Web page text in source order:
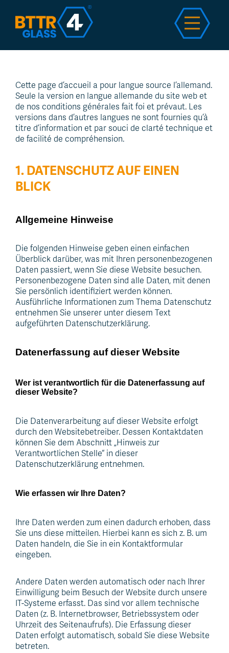
Cette page d’accueil a pour langue source l’allemand.
Seule la version en langue allemande du site web et
de nos conditions générales fait foi et prévaut. Les
versions dans d’autres langues ne sont fournies qu’à
titre d’information et par souci de clarté technique et
de facilité de compréhension.
1. DATENSCHUTZ AUF EINEN
BLICK
Allgemeine Hinweise
Die folgenden Hinweise geben einen einfachen
Überblick darüber, was mit Ihren personenbezogenen
Daten passiert, wenn Sie diese Website besuchen.
Personenbezogene Daten sind alle Daten, mit denen
Sie persönlich identifiziert werden können.
Ausführliche Informationen zum Thema Datenschutz
entnehmen Sie unserer unter diesem Text
aufgeführten Datenschutzerklärung.
Datenerfassung auf dieser Website
Wer ist verantwortlich für die Datenerfassung auf
dieser Website?
Die Datenverarbeitung auf dieser Website erfolgt
durch den Websitebetreiber. Dessen Kontaktdaten
können Sie dem Abschnitt „Hinweis zur
Verantwortlichen Stelle“ in dieser
Datenschutzerklärung entnehmen.
Wie erfassen wir Ihre Daten?
Ihre Daten werden zum einen dadurch erhoben, dass
Sie uns diese mitteilen. Hierbei kann es sich z. B. um
Daten handeln, die Sie in ein Kontaktformular
eingeben.
Andere Daten werden automatisch oder nach Ihrer
Einwilligung beim Besuch der Website durch unsere
IT-Systeme erfasst. Das sind vor allem technische
Daten (z. B. Internetbrowser, Betriebssystem oder
Uhrzeit des Seitenaufrufs). Die Erfassung dieser
Daten erfolgt automatisch, sobald Sie diese Website
betreten.